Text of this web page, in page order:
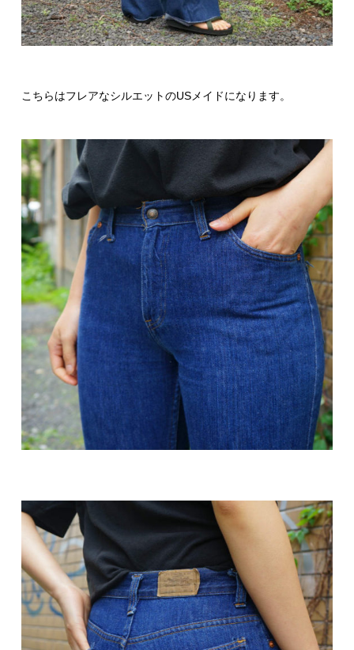
こちらはフレアなシルエットのUSメイドになります。